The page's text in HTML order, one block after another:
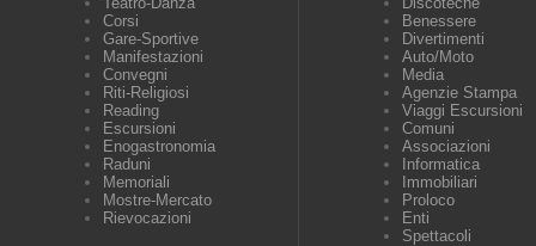
Corsi
Gare-Sportive
Manifestazioni
Convegni
Riti-Religiosi
Reading
Escursioni
Enogastronomia
Raduni
Memoriali
Mostre-Mercato
Rievocazioni
Benessere
Divertimenti
Auto/Moto
Media
Agenzie Stampa
Viaggi Escursioni
Comuni
Associazioni
Informatica
Immobiliari
Proloco
Enti
Spettacoli